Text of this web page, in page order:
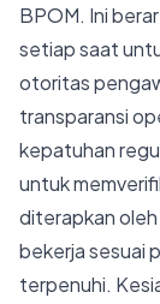
BPOM. Ini
setiap saat
otoritas
transparansi
kepatuhan
untuk
diterapkan
bekerja sesuai
terpenuhi.